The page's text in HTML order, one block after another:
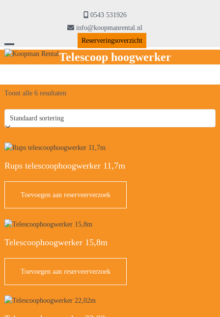
0543 531926
info@koopmanrental.nl
Reserveringsoverzicht
Open
menu
Close
menu
Telescoop hoogwerker
Toont alle 6 resultaten
Rups telescoophoogwerker 11,7m
Toevoegen aan reserveerverzoek
Telescoophoogwerker 15,8m
Toevoegen aan reserveerverzoek